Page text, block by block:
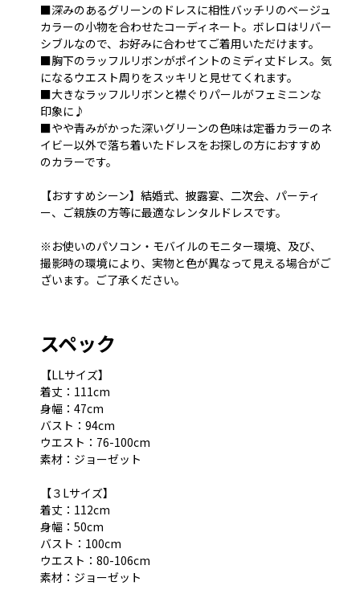
■深みのあるグリーンのドレスに相性バッチリのベージュ
カラーの小物を合わせたコーディネート。ボレロはリバー
シブルなので、お好みに合わせてご着用いただけます。
■胸下のラッフルリボンがポイントのミディ丈ドレス。気
になるウエスト周りをスッキリと見せてくれます。
■大きなラッフルリボンと襟ぐりパールがフェミニンな
印象に♪
■やや青みがかった深いグリーンの色味は定番カラーのネ
イビー以外で落ち着いたドレスをお探しの方におすすめ
のカラーです。
【おすすめシーン】結婚式、披露宴、二次会、パーティ
ー、ご親族の方等に最適なレンタルドレスです。
※お使いのパソコン・モバイルのモニター環境、及び、
撮影時の環境により、実物と色が異なって見える場合がご
ざいます。ご了承ください。
スペック
【LLサイズ】
着丈：111cm
身幅：47cm
バスト：94cm
ウエスト：76-100cm
素材：ジョーゼット
【３Lサイズ】
着丈：112cm
身幅：50cm
バスト：100cm
ウエスト：80-106cm
素材：ジョーゼット